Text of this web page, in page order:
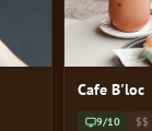
Cafe B'loc
9/10 $$